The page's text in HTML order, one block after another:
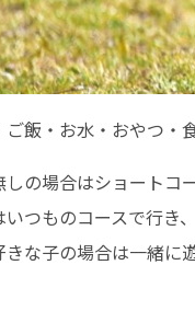
ご飯・お水・おやつ・
しの場合はショートコ
いつものコースで行き
な子の場合は一緒に